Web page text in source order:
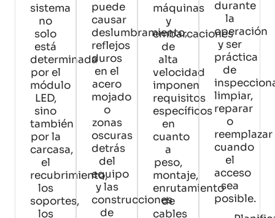
sistema
no
solo
está
determinada
por el
módulo
LED,
sino
también
por la
carcasa,
el
recubrimiento,
los
soportes,
los
puede
causar
deslumbramiento,
reflejos
duros
en el
acero
mojado
o
zonas
oscuras
detrás
del
equipo
y las
construcciones
de
máquinas
y
embarcaciones
de
alta
velocidad
imponen
requisitos
específicos
en
cuanto
a
peso,
montaje,
enrutamiento
de
cables
durante
la
operación
y ser
práctica
de
limpiar,
reparar
o
reemplazar
cuando
el
acceso
sea
posible.